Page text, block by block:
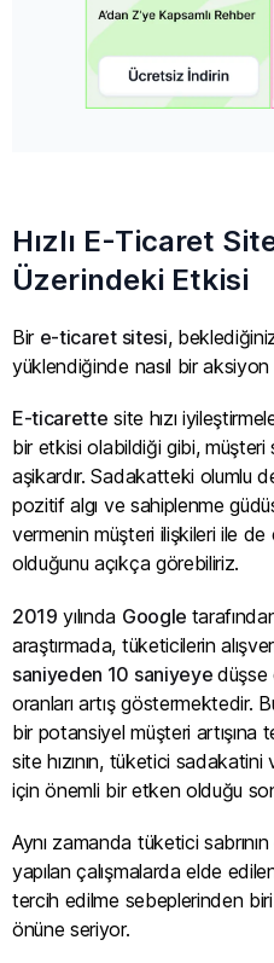
Hızlı E-Ticaret
Üzerindeki Etkisi
Bir e-ticaret sitesi,
yüklendiğinde nasıl bir aksiyon
E-ticarette site hızı
bir etkisi olabildiği gibi, müşteri
aşikardır. Sadakatteki olumlu
pozitif algı ve sahiplenme
vermenin müşteri ilişkileri ile de
olduğunu açıkça görebiliriz.
2019 yılında Google
araştırmada, tüketicilerin
saniyeden 10 saniyeye düşse
oranları artış göstermektedir.
bir potansiyel müşteri
site hızının, tüketici sadakatini
için önemli bir etken olduğu
Aynı zamanda tüketici
yapılan çalışmalarda elde
tercih edilme sebeplerinden
önüne seriyor.